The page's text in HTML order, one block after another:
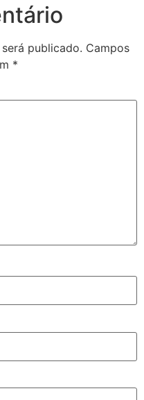
publicado. Campos
*